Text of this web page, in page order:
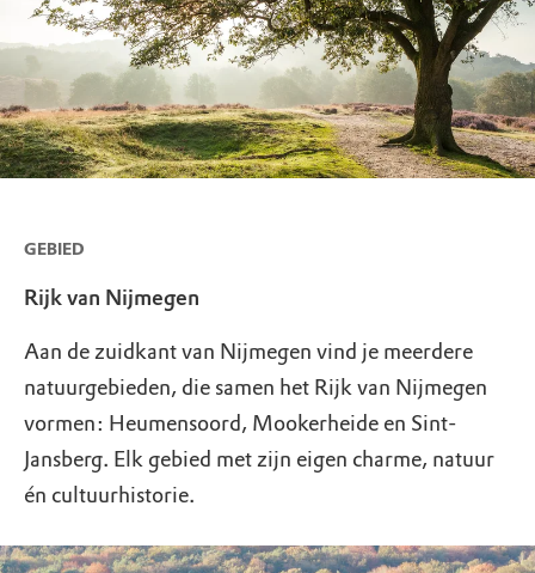
GEBIED
Rijk van Nijmegen
Aan de zuidkant van Nijmegen vind je meerdere
natuurgebieden, die samen het Rijk van Nijmegen
vormen: Heumensoord, Mookerheide en Sint-
Jansberg. Elk gebied met zijn eigen charme, natuur
én cultuurhistorie.